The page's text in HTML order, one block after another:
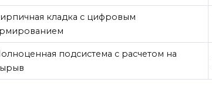
кладка с цифровым
подсистема с расчетом на